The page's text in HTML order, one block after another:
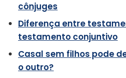
cônjuges
Diferença entre
testamento conjuntivo
Casal sem filhos pode
o outro?